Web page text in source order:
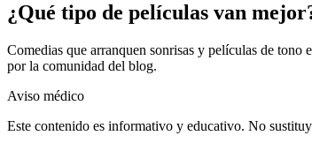
¿Qué tipo de películas van
Comedias que arranquen sonrisas y películas de tono
por la comunidad del blog.
Aviso médico
Este contenido es informativo y educativo. No